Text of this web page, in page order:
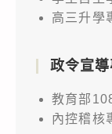
高三升學
政令宣
教育部
內控稽核